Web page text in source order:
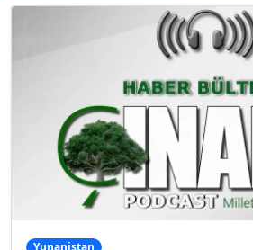
Yunanistan